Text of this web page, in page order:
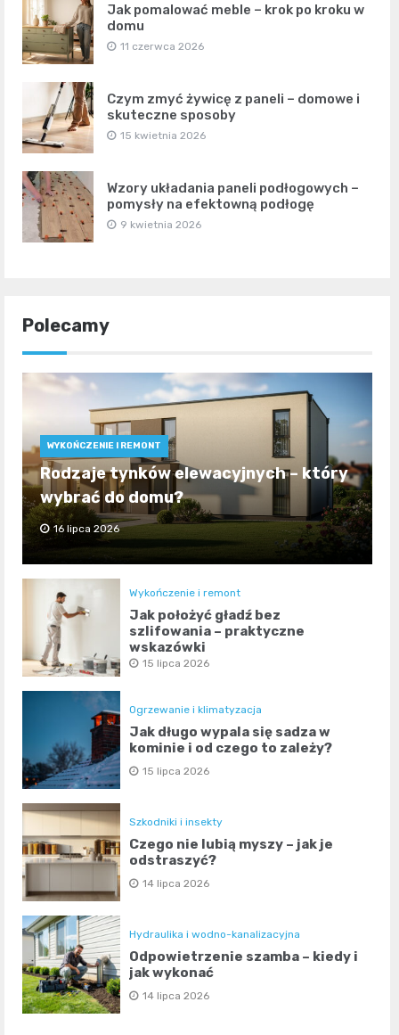
Jak pomalować meble – krok po kroku w
domu
11 czerwca 2026
Czym zmyć żywicę z paneli – domowe i
skuteczne sposoby
15 kwietnia 2026
Wzory układania paneli podłogowych –
pomysły na efektowną podłogę
9 kwietnia 2026
Polecamy
WYKOŃCZENIE I REMONT
Rodzaje tynków elewacyjnych – który
wybrać do domu?
16 lipca 2026
Wykończenie i remont
Jak położyć gładź bez
szlifowania – praktyczne
wskazówki
15 lipca 2026
Ogrzewanie i klimatyzacja
Jak długo wypala się sadza w
kominie i od czego to zależy?
15 lipca 2026
Szkodniki i insekty
Czego nie lubią myszy – jak je
odstraszyć?
14 lipca 2026
Hydraulika i wodno-kanalizacyjna
Odpowietrzenie szamba – kiedy i
jak wykonać
14 lipca 2026